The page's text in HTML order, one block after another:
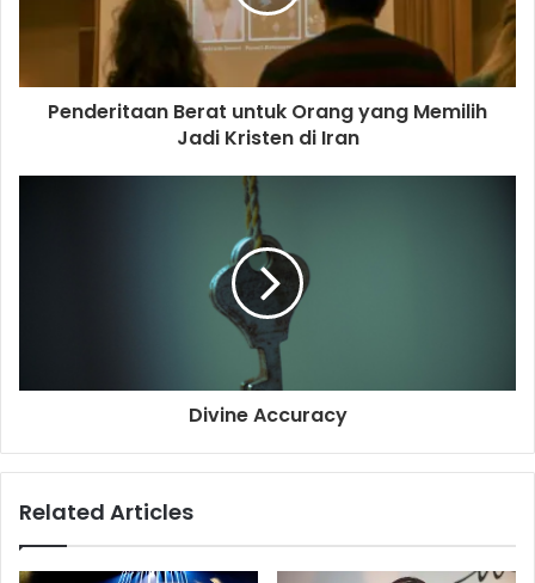
l
d
Penderitaan Berat untuk Orang yang Memilih
Jadi Kristen di Iran
Divine Accuracy
Related Articles